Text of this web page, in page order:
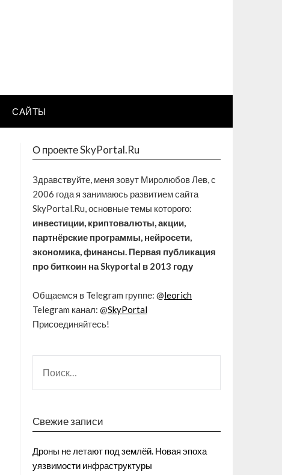
САЙТЫ
О проекте SkyPortal.Ru
Здравствуйте, меня зовут Миролюбов Лев, с
2006 года я занимаюсь развитием сайта
SkyPortal.Ru, основные темы которого:
инвестиции, криптовалюты, акции,
партнёрские программы, нейросети,
экономика, финансы. Первая публикация
про биткоин на Skyportal в 2013 году
Общаемся в Telegram группе: @leorich
Telegram канал: @SkyPortal
Присоединяйтесь!
Свежие записи
Дроны не летают под землёй. Новая эпоха
уязвимости инфраструктуры